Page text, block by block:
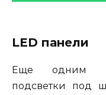
LED панели
Еще одним
подсветки под